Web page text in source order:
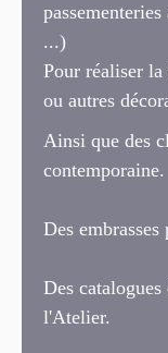
...)
Pour réaliser
ou autres
Ainsi que des
contemporaine.
Des embrasses
Des
l'Atelier.